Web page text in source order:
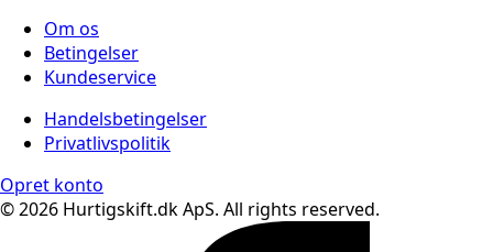
Om os
Betingelser
Kundeservice
Handelsbetingelser
Privatlivspolitik
Opret konto
© 2026 Hurtigskift.dk ApS. All rights reserved.